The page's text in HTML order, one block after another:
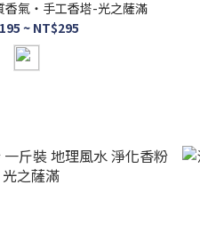
香氣・手工香塔-光之薩滿
~ NT$295